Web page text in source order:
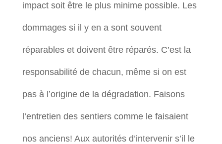
impact soit être le plus minime possible. Les
dommages si il y en a sont souvent
réparables et doivent être réparés. C’est la
responsabilité de chacun, même si on est
pas à l’origine de la dégradation. Faisons
l’entretien des sentiers comme le faisaient
nos anciens! Aux autorités d’intervenir s’il le